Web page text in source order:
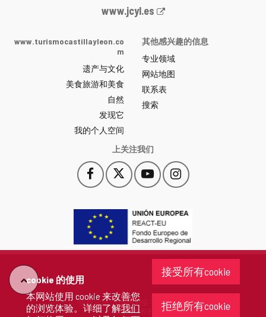
cookie 的使用
本网站使用 cookie 来改善您
的浏览体验。详细了解我们
接受所有cookie
拒绝所有cookie
Junta
y
León
网
站
门
户
-
www.jcyl.es
www.turismocastillayleon.co
m
遗产与文化
美食旅游和美食
自然
发现它
我的个人空间
其他感兴趣的信息
专业领域
网站地图
联系表
搜索
上关注我们
Facebook
此
链
会
打
开
一
口。
此
链
一
口。
YouTube
此
链
会
打
开
一
个
窗
Instagram
此
链
会
开
一
个
新
窗
"回
去"
版权 2026 - 卡斯蒂利亚-莱昂省政府
保留所有权利